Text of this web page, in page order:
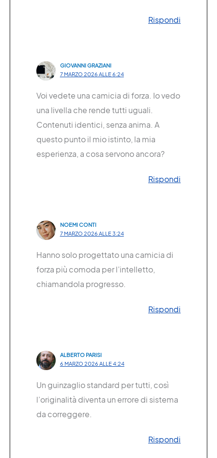
Rispondi
GIOVANNI GRAZIANI
7 MARZO 2026 ALLE 6:24
Voi vedete una camicia di forza. Io vedo
una livella che rende tutti uguali.
Contenuti identici, senza anima. A
questo punto il mio istinto, la mia
esperienza, a cosa servono ancora?
Rispondi
NOEMI CONTI
7 MARZO 2026 ALLE 3:24
Hanno solo progettato una camicia di
forza più comoda per l’intelletto,
chiamandola progresso.
Rispondi
ALBERTO PARISI
6 MARZO 2026 ALLE 4:24
Un guinzaglio standard per tutti, così
l’originalità diventa un errore di sistema
da correggere.
Rispondi